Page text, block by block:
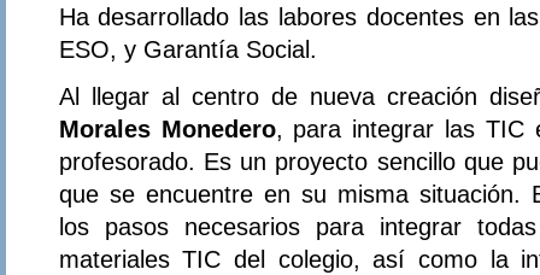
Ha desarrollado las labores docentes en
ESO, y Garantía Social.
Al llegar al centro de nueva creación
Morales Monedero, para integrar las TIC
profesorado. Es un proyecto sencillo que
que se encuentre en su misma situación.
los pasos necesarios para integrar
materiales TIC del colegio, así como la